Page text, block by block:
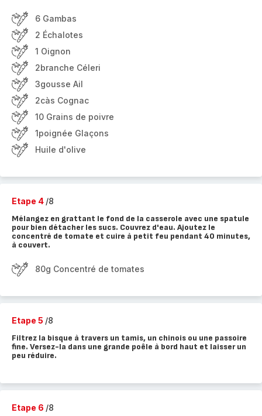
6 Gambas
2 Échalotes
1 Oignon
2branche Céleri
3gousse Ail
2càs Cognac
10 Grains de poivre
1poignée Glaçons
Huile d'olive
Etape 4 /8
Mélangez en grattant le fond de la casserole avec une spatule
pour bien détacher les sucs. Couvrez d'eau. Ajoutez le
concentré de tomate et cuire à petit feu pendant 40 minutes,
à couvert.
80g Concentré de tomates
Etape 5 /8
Filtrez la bisque à travers un tamis, un chinois ou une passoire
fine. Versez-la dans une grande poêle à bord haut et laisser un
peu réduire.
Etape 6 /8